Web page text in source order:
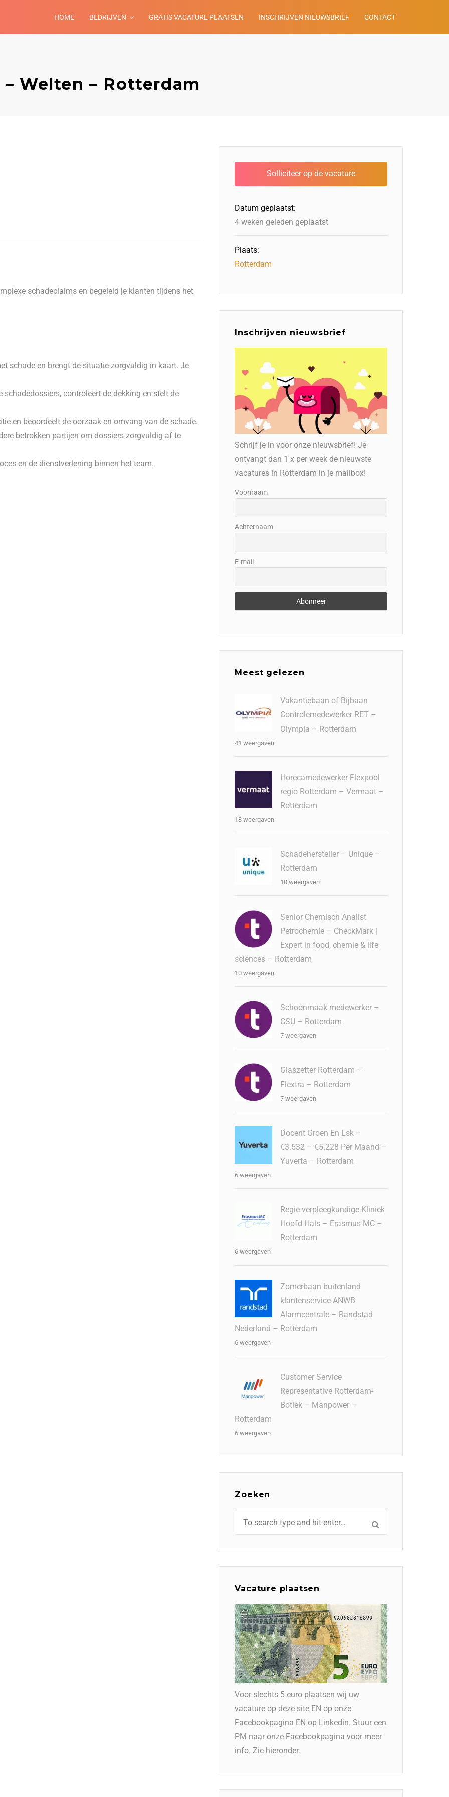
HOME BEDRIJVEN GRATIS VACATURE PLAATSEN INSCHRIJVEN NIEUWSBRIEF CONTACT
Welten – Rotterdam
schadeclaims en begeleid je klanten tijdens het
schade en brengt de situatie zorgvuldig in kaart. Je
controleert de dekking en stelt de
en beoordeelt de oorzaak en omvang van de schade.
betrokken partijen om dossiers zorgvuldig af te
en de dienstverlening binnen het team.
Datum geplaatst:
4 weken geleden geplaatst
Plaats:
Rotterdam
Inschrijven nieuwsbrief
Schrijf je in voor onze nieuwsbrief! Je
ontvangt dan 1 x per week de nieuwste
vacatures in Rotterdam in je mailbox!
Voornaam
Achternaam
E-mail
Meest gelezen
Vakantiebaan of Bijbaan
Controlemedewerker RET –
Olympia – Rotterdam
41 weergaven
Horecamedewerker Flexpool
regio Rotterdam – Vermaat –
Rotterdam
18 weergaven
Schadehersteller – Unique –
Rotterdam
10 weergaven
Senior Chemisch Analist
Petrochemie – CheckMark |
Expert in food, chemie & life
sciences – Rotterdam
10 weergaven
Schoonmaak medewerker –
CSU – Rotterdam
7 weergaven
Glaszetter Rotterdam –
Flextra – Rotterdam
7 weergaven
Docent Groen En Lsk –
€3.532 – €5.228 Per Maand –
Yuverta – Rotterdam
6 weergaven
Regie verpleegkundige Kliniek
Hoofd Hals – Erasmus MC –
Rotterdam
6 weergaven
Zomerbaan buitenland
klantenservice ANWB
Alarmcentrale – Randstad
Nederland – Rotterdam
6 weergaven
Customer Service
Representative Rotterdam-
Botlek – Manpower –
Rotterdam
6 weergaven
Zoeken
Vacature plaatsen
Voor slechts 5 euro plaatsen wij uw
vacature op deze site EN op onze
Facebookpagina EN op Linkedin. Stuur een
PM naar onze Facebookpagina voor meer
info. Zie hieronder.